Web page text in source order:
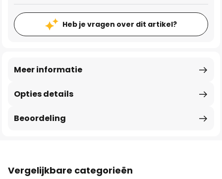
Heb je vragen over dit artikel?
Opties details
Meer informatie
Beoordeling
Vergelijkbare categorieën